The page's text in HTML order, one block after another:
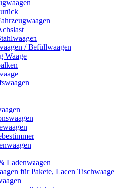
/ Befüllwaagen
Waage
Ladenwaagen
für Pakete, Laden Tischwaage